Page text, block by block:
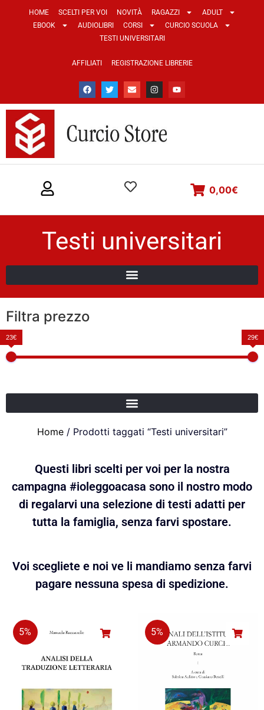
HOME SCELTI PER VOI NOVITÀ RAGAZZI
ADULT
EBOOK
AUDIOLIBRI CORSI
CURCIO SCUOLA
TESTI UNIVERSITARI
AFFILIATI REGISTRAZIONE LIBRERIE
0,00€
Testi universitari
Filtra prezzo
23€ 29€
Home/ Prodotti taggati “Testi universitari”
Questi libri scelti per voi per la nostra
campagna #ioleggoacasa sono il nostro modo
di regalarvi una selezione di testi adatti per
tutta la famiglia, senza farvi spostare.
Voi scegliete e noi ve li mandiamo senza farvi
pagare nessuna spesa di spedizione.
5% 5%